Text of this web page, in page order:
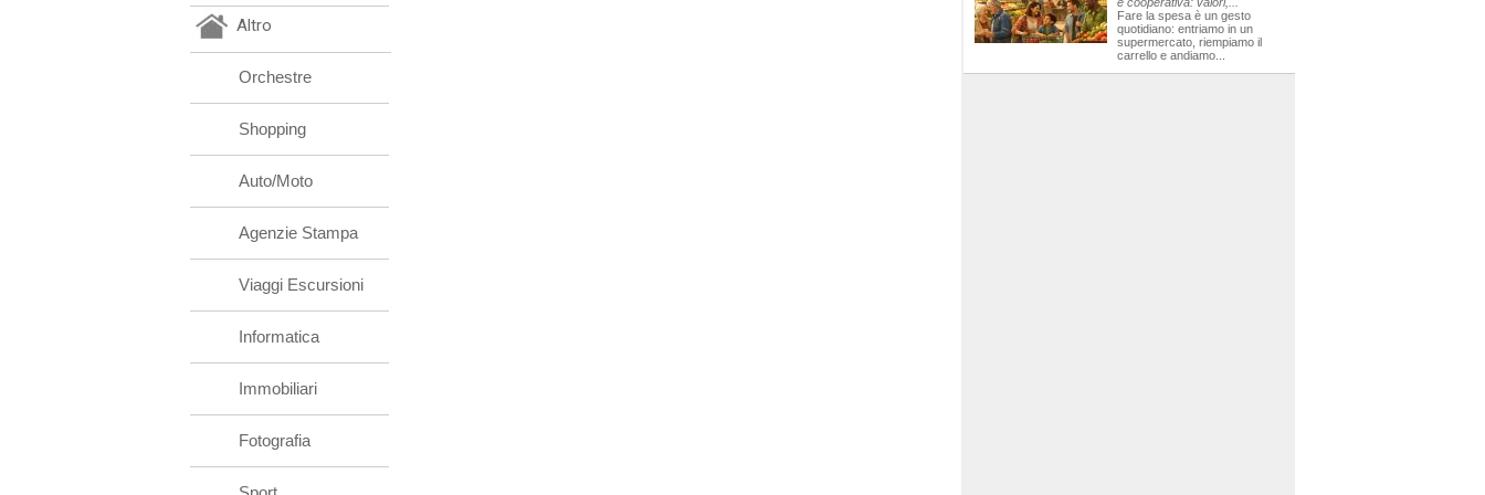
Altro
Orchestre
Shopping
Auto/Moto
Agenzie Stampa
Viaggi Escursioni
Informatica
Immobiliari
Fotografia
Fare la spesa è un gesto
quotidiano: entriamo in un
supermercato, riempiamo il
carrello e andiamo...